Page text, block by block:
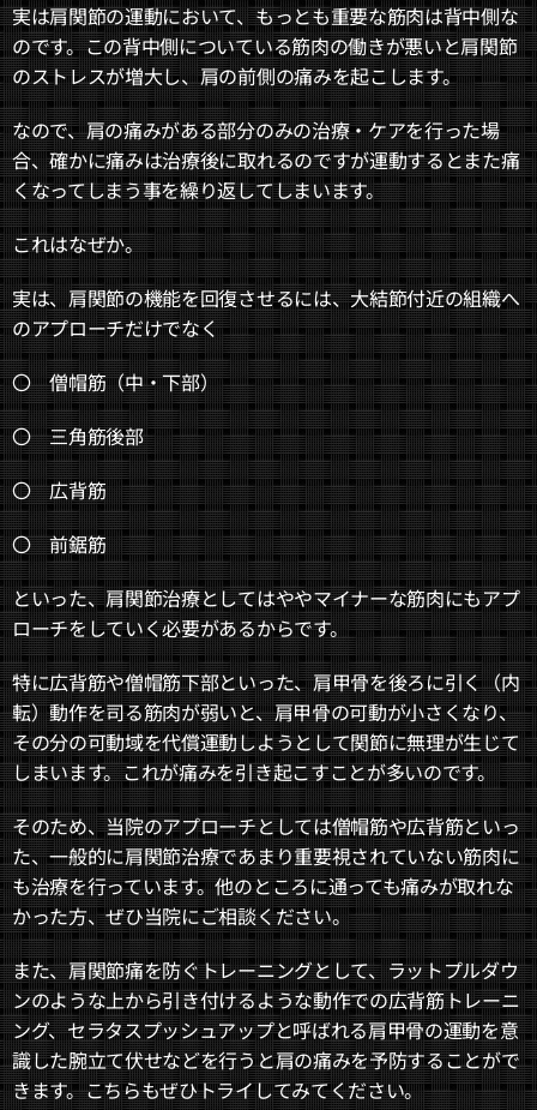
実は肩関節の運動において、もっとも重要な筋肉は背中側な
のです。この背中側についている筋肉の働きが悪いと肩関節
のストレスが増大し、肩の前側の痛みを起こします。
なので、肩の痛みがある部分のみの治療・ケアを行った場
合、確かに痛みは治療後に取れるのですが運動するとまた痛
くなってしまう事を繰り返してしまいます。
これはなぜか。
実は、肩関節の機能を回復させるには、大結節付近の組織へ
のアプローチだけでなく
〇 僧帽筋（中・下部）
〇 三角筋後部
〇 広背筋
〇 前鋸筋
といった、肩関節治療としてはややマイナーな筋肉にもアプ
ローチをしていく必要があるからです。
特に広背筋や僧帽筋下部といった、肩甲骨を後ろに引く（内
転）動作を司る筋肉が弱いと、肩甲骨の可動が小さくなり、
その分の可動域を代償運動しようとして関節に無理が生じて
しまいます。これが痛みを引き起こすことが多いのです。
そのため、当院のアプローチとしては僧帽筋や広背筋といっ
た、一般的に肩関節治療であまり重要視されていない筋肉に
も治療を行っています。他のところに通っても痛みが取れな
かった方、ぜひ当院にご相談ください。
また、肩関節痛を防ぐトレーニングとして、ラットプルダウ
ンのような上から引き付けるような動作での広背筋トレーニ
ング、セラタスプッシュアップと呼ばれる肩甲骨の運動を意
識した腕立て伏せなどを行うと肩の痛みを予防することがで
きます。こちらもぜひトライしてみてください。